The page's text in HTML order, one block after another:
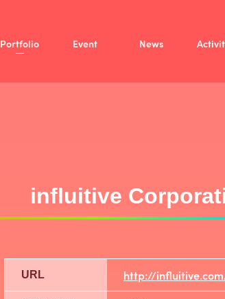
Portfolio Event News
influitive
URL http://